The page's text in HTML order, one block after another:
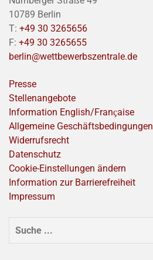
10789 Berlin
T: +49 30 3265656
F: +49 30 3265655
berlin@wettbewerbszentrale.de
Presse
Stellenangebote
Information English/Franҫaise
Allgemeine Geschäftsbedingungen
Widerrufsrecht
Datenschutz
Cookie-Einstellungen ändern
Information zur Barrierefreiheit
Impressum
SUCHEN